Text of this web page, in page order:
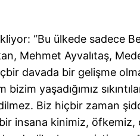
“Bu ülkede sadece
Mehmet Ayvalıtaş,
davada bir gelişme
yaşadığımız
Biz hiçbir zaman
insana kinimiz, öfkemiz,